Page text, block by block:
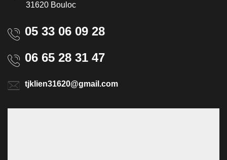
31620 Bouloc
05 33 06 09 28
06 65 28 31 47
tjklien31620@gmail.com